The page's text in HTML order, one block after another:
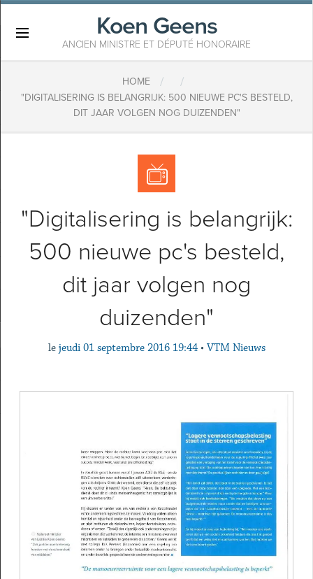
Koen Geens
ANCIEN MINISTRE ET DÉPUTÉ HONORAIRE
HOME / /
"DIGITALISERING IS BELANGRIJK: 500 NIEUWE PC'S BESTELD,
DIT JAAR VOLGEN NOG DUIZENDEN"
"Digitalisering is belangrijk:
500 nieuwe pc's besteld,
dit jaar volgen nog
duizenden"
le jeudi 01 septembre 2016 19:44 • VTM Nieuws